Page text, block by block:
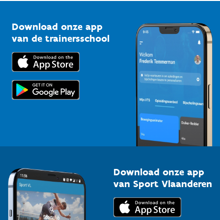
Bedrijven
Trainers en begeleiders
Topsporters
Vlaamse Trainersschool
Kennisplatform
Downloads
Voor de pers
Download onze app
van de trainersschool
Download onze app
van Sport Vlaanderen